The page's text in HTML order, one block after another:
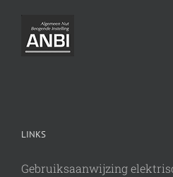
LINKS
Gebruiksaanwijzing